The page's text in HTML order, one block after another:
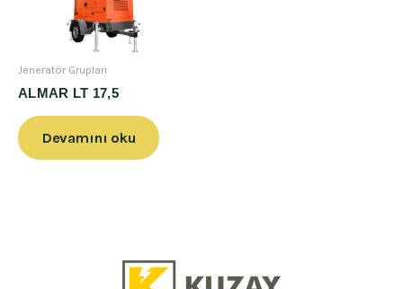
Jeneratör Grupları
ALMAR LT 17,5
Devamını oku